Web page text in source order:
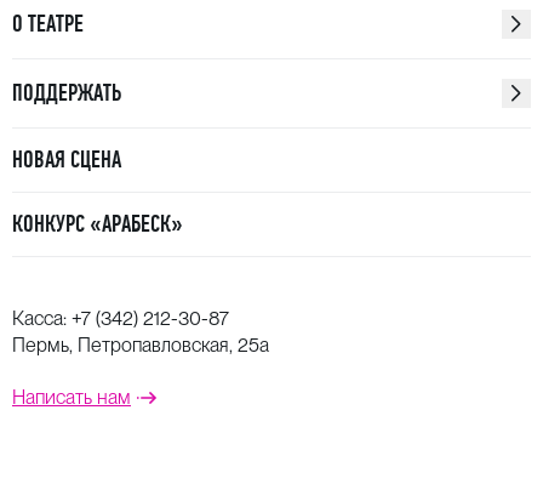
О ТЕАТРЕ
ПОДДЕРЖАТЬ
НОВАЯ СЦЕНА
КОНКУРС «АРАБЕСК»
Касса: +7 (342) 212-30-87
Пермь, Петропавловская, 25а
Написать нам